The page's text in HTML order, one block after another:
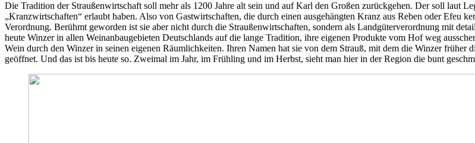
Die Tradition der Straußenwirtschaft soll mehr als 1200 Jahre alt sein und auf Karl den Großen zurückgehen. Der soll laut
„Kranzwirtschaften“ erlaubt haben. Also von Gastwirtschaften, die durch einen ausgehängten Kranz aus Reben oder Efeu
Verordnung. Berühmt geworden ist sie aber nicht durch die Straußenwirtschaften, sondern als Landgüterverordnung mit
heute Winzer in allen Weinanbaugebieten Deutschlands auf die lange Tradition, ihre eigenen Produkte vom Hof weg
Wein durch den Winzer in seinen eigenen Räumlichkeiten. Ihren Namen hat sie von dem Strauß, mit dem die Winzer
geöffnet. Und das ist bis heute so. Zweimal im Jahr, im Frühling und im Herbst, sieht man hier in der Region die bunt